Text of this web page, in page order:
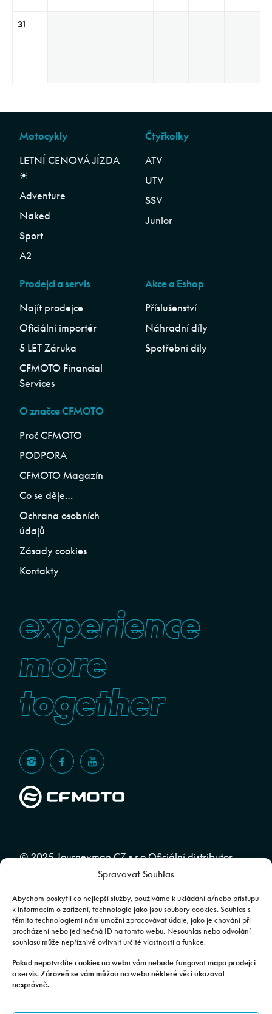
Spravovat Souhlas
Abychom poskytli co nejlepší služby, používáme k ukládání a/nebo přístupu
k informacím o zařízení, technologie jako jsou soubory cookies. Souhlas s
těmito technologiemi nám umožní zpracovávat údaje, jako je chování při
procházení nebo jedinečná ID na tomto webu. Nesouhlas nebo odvolání
souhlasu může nepříznivě ovlivnit určité vlastnosti a funkce.
Pokud nepotvrdíte cookies na webu vám nebude fungovat mapa prodejci
a servis. Zároveň se vám můžou na webu některé věci ukazovat
nesprávně.
31
Motocykly
LETNÍ CENOVÁ JÍZDA
☀︎
Adventure
Naked
Sport
A2
Čtyřkolky
ATV
UTV
SSV
Junior
Prodejci a servis
Najít prodejce
Oficiální importér
5 LET Záruka
CFMOTO Financial
Services
Akce a Eshop
Příslušenství
Náhradní díly
Spotřební díly
O značce CFMOTO
Proč CFMOTO
PODPORA
CFMOTO Magazín
Co se děje…
Ochrana osobních
údajů
Zásady cookies
Kontakty
experience
more
together
© 2025 Journeyman CZ s.r.o Oficiální distributor
značky CFMOTO pro ČR a SR | Web spravuje
Team
Fotografie mají pouze ilustrativní charakter. Výbava, barevné
kombinace apod. se mohou lišit. Pro upřesnění kontaktujte svého
prodejce. | Veškeré zobrazené informace mají pouze informativní
charakter a nejsou nabídkou ve smyslu ustanovení §1732 odst. 2
zákona č. 89/2012 Sb., občanského zákoníku.